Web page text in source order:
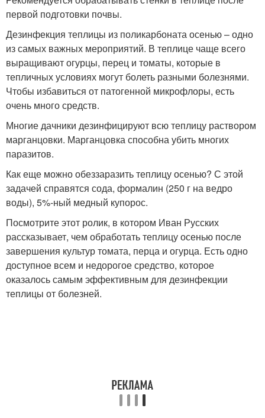
первой подготовки почвы.
Дезинфекция теплицы из поликарбоната осенью – одно
из самых важных мероприятий. В теплице чаще всего
выращивают огурцы, перец и томаты, которые в
тепличных условиях могут болеть разными болезнями.
Чтобы избавиться от патогенной микрофлоры, есть
очень много средств.
Многие дачники дезинфицируют всю теплицу раствором
марганцовки. Марганцовка способна убить многих
паразитов.
Как еще можно обеззаразить теплицу осенью? С этой
задачей справятся сода, формалин (250 г на ведро
воды), 5%-ный медный купорос.
Посмотрите этот ролик, в котором Иван Русских
рассказывает, чем обработать теплицу осенью после
завершения культур томата, перца и огурца. Есть одно
доступное всем и недорогое средство, которое
оказалось самым эффективным для дезинфекции
теплицы от болезней.